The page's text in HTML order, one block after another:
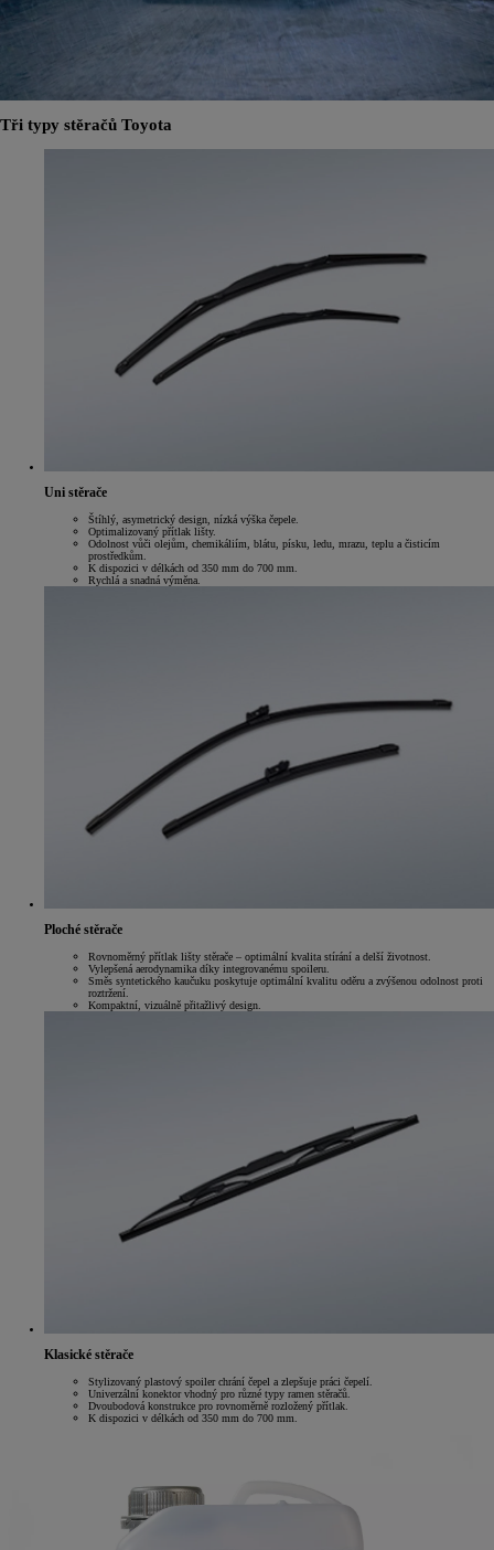
Tři typy stěračů Toyota
Uni stěrače
Štíhlý, asymetrický design, nízká výška čepele.
Optimalizovaný přítlak lišty.
Odolnost vůči olejům, chemikáliím, blátu, písku, ledu, mrazu, teplu a čisticím
prostředkům.
K dispozici v délkách od 350 mm do 700 mm.
Rychlá a snadná výměna.
Ploché stěrače
Rovnoměrný přítlak lišty stěrače – optimální kvalita stírání a delší životnost.
Vylepšená aerodynamika díky integrovanému spoileru.
Směs syntetického kaučuku poskytuje optimální kvalitu oděru a zvýšenou odolnost proti
roztržení.
Kompaktní, vizuálně přitažlivý design.
Klasické stěrače
Stylizovaný plastový spoiler chrání čepel a zlepšuje práci čepelí.
Univerzální konektor vhodný pro různé typy ramen stěračů.
Dvoubodová konstrukce pro rovnoměrně rozložený přítlak.
K dispozici v délkách od 350 mm do 700 mm.